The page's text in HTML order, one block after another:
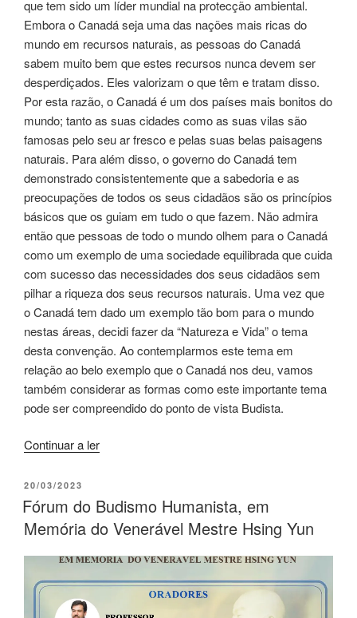
que tem sido um líder mundial na protecção ambiental.
Embora o Canadá seja uma das nações mais ricas do
mundo em recursos naturais, as pessoas do Canadá
sabem muito bem que estes recursos nunca devem ser
desperdiçados. Eles valorizam o que têm e tratam disso.
Por esta razão, o Canadá é um dos países mais bonitos do
mundo; tanto as suas cidades como as suas vilas são
famosas pelo seu ar fresco e pelas suas belas paisagens
naturais. Para além disso, o governo do Canadá tem
demonstrado consistentemente que a sabedoria e as
preocupações de todos os seus cidadãos são os princípios
básicos que os guiam em tudo o que fazem. Não admira
então que pessoas de todo o mundo olhem para o Canadá
como um exemplo de uma sociedade equilibrada que cuida
com sucesso das necessidades dos seus cidadãos sem
pilhar a riqueza dos seus recursos naturais. Uma vez que
o Canadá tem dado um exemplo tão bom para o mundo
nestas áreas, decidi fazer da “Natureza e Vida” o tema
desta convenção. Ao contemplarmos este tema em
relação ao belo exemplo que o Canadá nos deu, vamos
também considerar as formas como este importante tema
pode ser compreendido do ponto de vista Budista.
Continuar a ler
20/03/2023
Fórum do Budismo Humanista, em
Memória do Venerável Mestre Hsing Yun